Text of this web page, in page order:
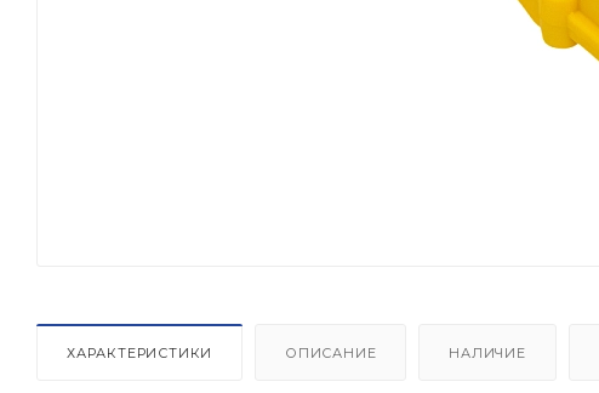
ХАРАКТЕРИСТИКИ ОПИСАНИЕ НАЛИЧИЕ